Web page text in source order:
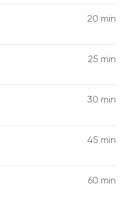
20 min
25 min
30 min
45 min
60 min